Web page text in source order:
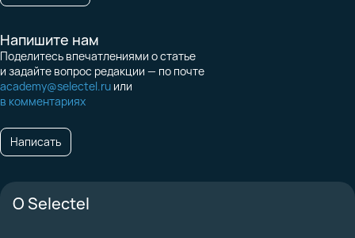
Напишите нам
Поделитесь впечатлениями о статье
и задайте вопрос редакции — по почте
academy@selectel.ru или
в комментариях
Написать
О Selectel